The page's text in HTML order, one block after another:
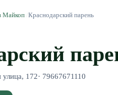
Майкоп Краснодарский парень
улица, 172· 79667671110